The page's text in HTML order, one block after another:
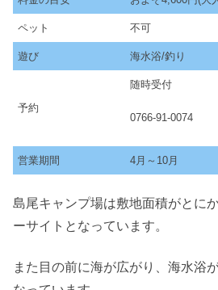
ペット 不可
遊び 海水浴/釣り
予約
随時受付
0766-91-0074
営業期間 4月～10月
島尾キャンプ場は敷地面積がとに
ーサイトとなっています。
また目の前に海が広がり、海水浴